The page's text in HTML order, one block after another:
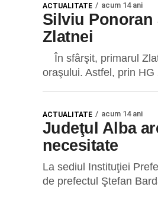
ACTUALITATE acum 14 ani
Silviu Ponoran
Zlatnei
În sfârşit, primarul
oraşului. Astfel, prin
ACTUALITATE acum 14 ani
Judeţul Alba
necesitate
La sediul Instituţiei
de prefectul Ştefan